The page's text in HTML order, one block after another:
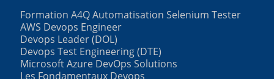
Formation A4Q Automatisation Selenium Tester
AWS Devops Engineer
Devops Leader (DOL)
Devops Test Engineering (DTE)
Microsoft Azure DevOps Solutions
Les Fondamentaux Devops